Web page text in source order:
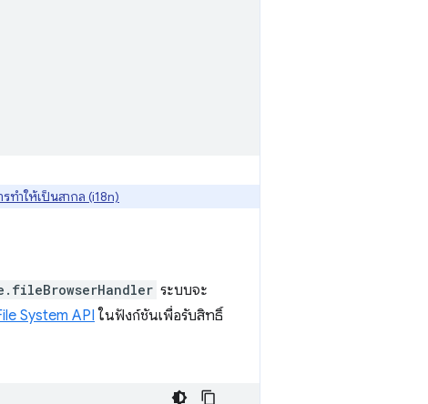
รทำให้เป็นสากล (i18n)
ระบบจะ
System API ในฟังก์ชันเพื่อรับสิทธิ์